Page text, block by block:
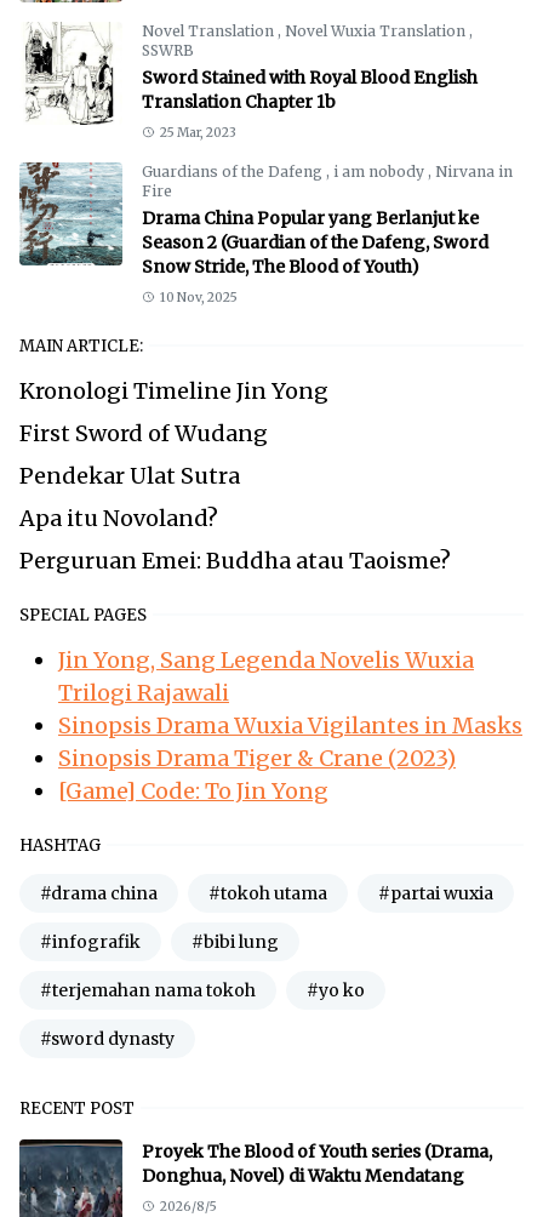
Novel Translation , Novel Wuxia Translation ,
SSWRB
Sword Stained with Royal Blood English
Translation Chapter 1b
25 Mar, 2023
Guardians of the Dafeng , i am nobody , Nirvana in
Fire
Drama China Popular yang Berlanjut ke
Season 2 (Guardian of the Dafeng, Sword
Snow Stride, The Blood of Youth)
10 Nov, 2025
MAIN ARTICLE:
Kronologi Timeline Jin Yong
First Sword of Wudang
Pendekar Ulat Sutra
Apa itu Novoland?
Perguruan Emei: Buddha atau Taoisme?
SPECIAL PAGES
Jin Yong, Sang Legenda Novelis Wuxia
Trilogi Rajawali
Sinopsis Drama Wuxia Vigilantes in Masks
Sinopsis Drama Tiger & Crane (2023)
[Game] Code: To Jin Yong
HASHTAG
#drama china #tokoh utama #partai wuxia
#infografik #bibi lung
#terjemahan nama tokoh #yo ko
#sword dynasty
RECENT POST
Proyek The Blood of Youth series (Drama,
Donghua, Novel) di Waktu Mendatang
2026/8/5